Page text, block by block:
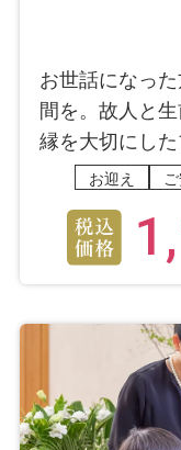
打ち合わせ
はしっかりで
いいえ
丁寧すぎて、時
気持ちを理解
いたときにわか
全体を通じ
式は良かった
れた写真のデ
たです。
お世話になっ
間を。故人と
縁を大切にした
お迎え